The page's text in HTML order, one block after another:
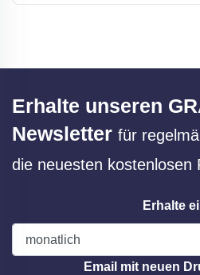
Erhalte unseren
Newsletter für
die neuesten kostenlosen
Erhalte
Email mit neuen